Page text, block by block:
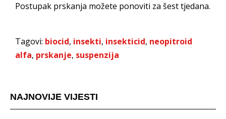
Postupak prskanja možete ponoviti za šest tjedana.
Tagovi: biocid, insekti, insekticid, neopitroid
alfa, prskanje, suspenzija
NAJNOVIJE VIJESTI